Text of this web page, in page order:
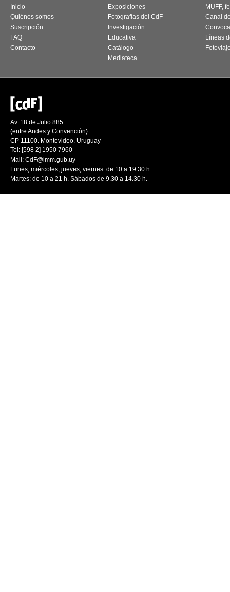
Inicio
Quiénes somos
Suscripción
FAQ
Contacto
Exposiciones
Fotografías del CdF
Investigación
Educativa
Catálogo
Mediateca
MUFF,
Canal
Líneas
Av. 18 de Julio 885
(entre Andes y Convención)
CP 11100. Montevideo. Uruguay
Tel: [598 2] 1950 7960
Mail: CdF@imm.gub.uy
Lunes, miércoles, jueves, viernes: de 10 a 19.30 h.
Martes: de 10 a 21 h. Sábados de 9.30 a 14.30 h.